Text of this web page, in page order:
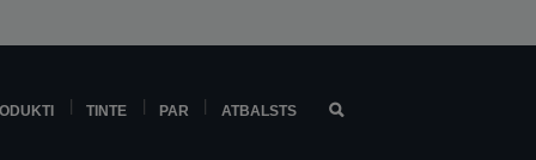
TINTE PAR ATBALSTS